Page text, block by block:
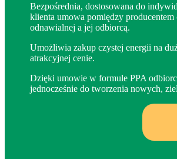
Bezpośrednia, dostosowana do
klienta umowa pomiędzy producentem
odnawialnej a jej odbiorcą.
Umożliwia zakup czystej energii na
atrakcyjnej cenie.
Dzięki umowie w formule PPA
jednocześnie do tworzenia nowych,